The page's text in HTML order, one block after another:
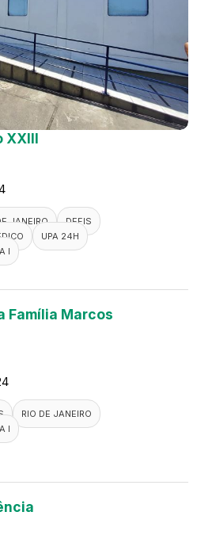
XXIII
JANEIRO
DEFIS
UPA 24H
I
Família Marcos
RIO DE JANEIRO
I